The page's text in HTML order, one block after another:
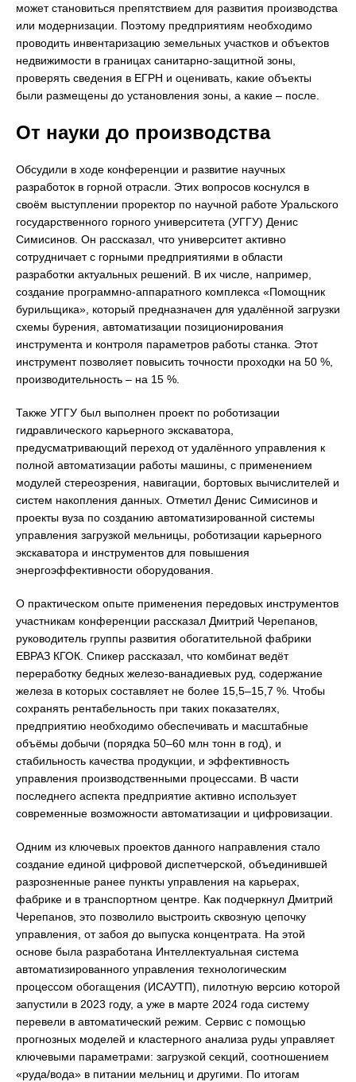
может становиться препятствием для развития производства
или модернизации. Поэтому предприятиям необходимо
проводить инвентаризацию земельных участков и объектов
недвижимости в границах санитарно-защитной зоны,
проверять сведения в ЕГРН и оценивать, какие объекты
были размещены до установления зоны, а какие – после.
От науки до производства
Обсудили в ходе конференции и развитие научных
разработок в горной отрасли. Этих вопросов коснулся в
своём выступлении проректор по научной работе Уральского
государственного горного университета (УГГУ) Денис
Симисинов. Он рассказал, что университет активно
сотрудничает с горными предприятиями в области
разработки актуальных решений. В их числе, например,
создание программно-аппаратного комплекса «Помощник
бурильщика», который предназначен для удалённой загрузки
схемы бурения, автоматизации позиционирования
инструмента и контроля параметров работы станка. Этот
инструмент позволяет повысить точности проходки на 50 %,
производительность – на 15 %.
Также УГГУ был выполнен проект по роботизации
гидравлического карьерного экскаватора,
предусматривающий переход от удалённого управления к
полной автоматизации работы машины, с применением
модулей стереозрения, навигации, бортовых вычислителей и
систем накопления данных. Отметил Денис Симисинов и
проекты вуза по созданию автоматизированной системы
управления загрузкой мельницы, роботизации карьерного
экскаватора и инструментов для повышения
энергоэффективности оборудования.
О практическом опыте применения передовых инструментов
участникам конференции рассказал Дмитрий Черепанов,
руководитель группы развития обогатительной фабрики
ЕВРАЗ КГОК. Спикер рассказал, что комбинат ведёт
переработку бедных железо-ванадиевых руд, содержание
железа в которых составляет не более 15,5–15,7 %. Чтобы
сохранять рентабельность при таких показателях,
предприятию необходимо обеспечивать и масштабные
объёмы добычи (порядка 50–60 млн тонн в год), и
стабильность качества продукции, и эффективность
управления производственными процессами. В части
последнего аспекта предприятие активно использует
современные возможности автоматизации и цифровизации.
Одним из ключевых проектов данного направления стало
создание единой цифровой диспетчерской, объединившей
разрозненные ранее пункты управления на карьерах,
фабрике и в транспортном центре. Как подчеркнул Дмитрий
Черепанов, это позволило выстроить сквозную цепочку
управления, от забоя до выпуска концентрата. На этой
основе была разработана Интеллектуальная система
автоматизированного управления технологическим
процессом обогащения (ИСАУТП), пилотную версию которой
запустили в 2023 году, а уже в марте 2024 года систему
перевели в автоматический режим. Сервис с помощью
прогнозных моделей и кластерного анализа руды управляет
ключевыми параметрами: загрузкой секций, соотношением
«руда/вода» в питании мельниц и другими. По итогам